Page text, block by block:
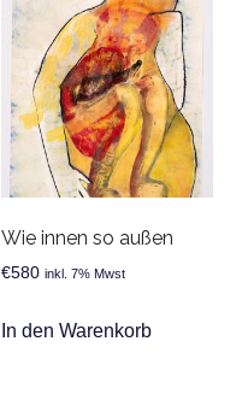
Wie innen so außen
€580 inkl. 7% Mwst
In den Warenkorb